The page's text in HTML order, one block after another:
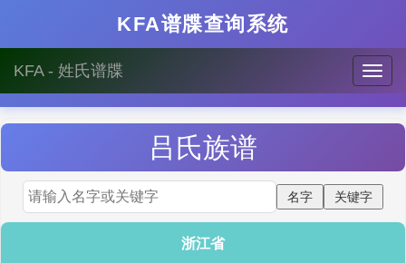
KFA谱牒查询系统
KFA - 姓氏谱牒
吕 氏族谱
浙江省